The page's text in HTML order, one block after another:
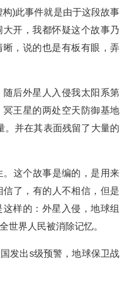
)此事件就是由于这段故事
开，我都怀疑这个故事乃
，说的也是有板有眼，弄
后外星人入侵我太阳系第
王星的两处空天防御基地
。并在其表面残留了大量的
这个故事是编的，是用来
了，有的人不相信，但是
样的：外星入侵，地球组
世界人民被消除记忆。
发出s级预警，地球保卫战